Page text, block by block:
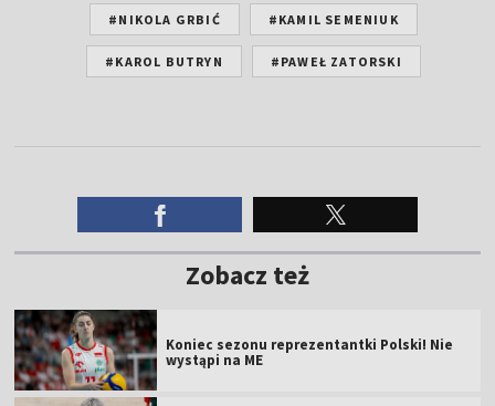
#NIKOLA GRBIĆ #KAMIL SEMENIUK
#KAROL BUTRYN #PAWEŁ ZATORSKI
Zobacz też
Koniec sezonu reprezentantki Polski! Nie
wystąpi na ME